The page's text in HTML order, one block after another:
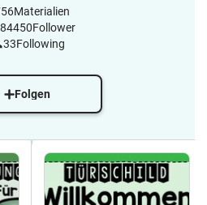
Materialien
Follower
33Following
Folgen